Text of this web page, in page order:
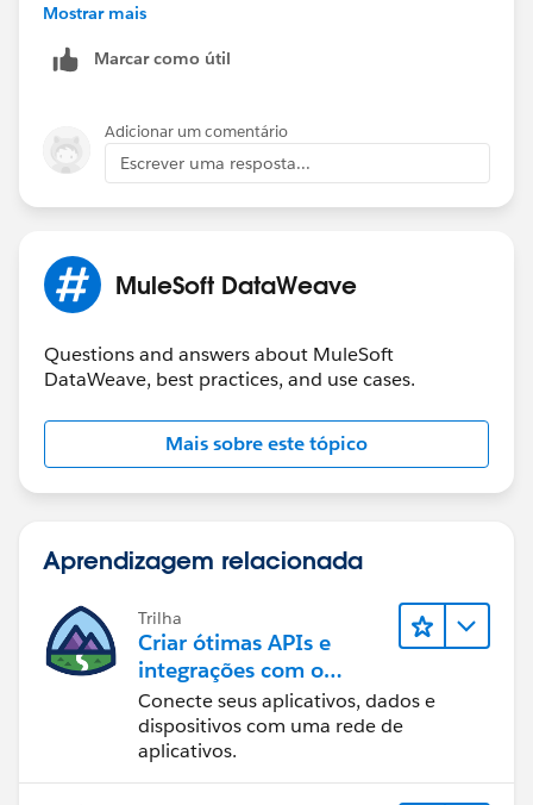
"$((trim(in) splitBy "=")[0])":
  ($)
Out:
    "key": "1",
    "value": "ABC"
  },
    "key": "2",
    "value": "XYZ"
  }
Studio with JSON.
Thanks,
Manish Kumar Yadav
MuleSoft Forum Moderator
Mostrar mais
Marcar como útil
Adicionar um comentário
Escrever uma resposta...
MuleSoft DataWeave
Questions and answers about MuleSoft
DataWeave, best practices, and use cases.
Mais sobre este tópico
Aprendizagem relacionada
Trilha
Criar ótimas APIs e
integrações com o
MuleSoft
Conecte seus aplicativos, dados e
dispositivos com uma rede de
aplicativos.